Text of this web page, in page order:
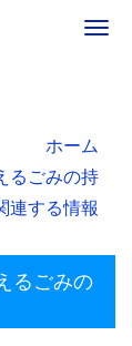
ホーム
るごみの持
する情報
るごみの